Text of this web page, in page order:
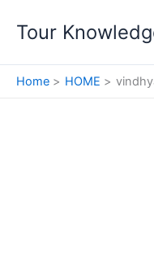
Tour
Home HOME